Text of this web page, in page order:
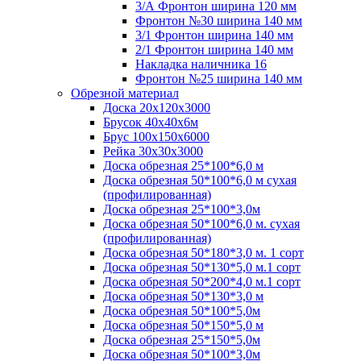
3/А Фронтон ширина 120 мм
Фронтон №30 ширина 140 мм
3/1 Фронтон ширина 140 мм
2/1 Фронтон ширина 140 мм
Накладка наличника 16
Фронтон №25 ширина 140 мм
Обрезной материал
Доска 20х120х3000
Брусок 40х40х6м
Брус 100х150х6000
Рейка 30х30х3000
Доска обрезная 25*100*6,0 м
Доска обрезная 50*100*6,0 м сухая
(профилированная)
Доска обрезная 25*100*3,0м
Доска обрезная 50*100*6,0 м. сухая
(профилированная)
Доска обрезная 50*180*3,0 м. 1 сорт
Доска обрезная 50*130*5,0 м.1 сорт
Доска обрезная 50*200*4,0 м.1 сорт
Доска обрезная 50*130*3,0 м
Доска обрезная 50*100*5,0м
Доска обрезная 50*150*5,0 м
Доска обрезная 25*150*5,0м
Доска обрезная 50*100*3,0м